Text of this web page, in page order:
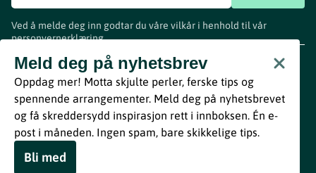
Ved å melde deg inn godtar du våre vilkår i henhold til vår
personvernerklæring.
Meld deg på nyhetsbrev
Oppdag mer! Motta skjulte perler, ferske tips og
spennende arrangementer. Meld deg på nyhetsbrevet
og få skreddersydd inspirasjon rett i innboksen. Én e-
post i måneden. Ingen spam, bare skikkelige tips.
Bli med
www.visitvestfold.com
Turistinformasjon
Vestfold Fylkeskommune
ByBreakfast